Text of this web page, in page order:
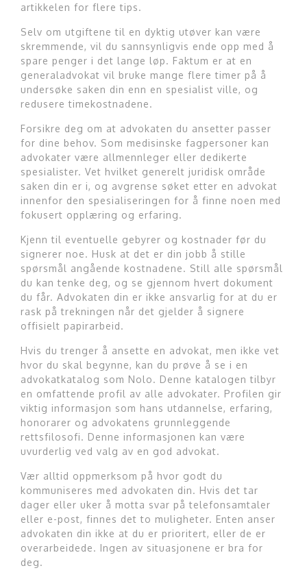
artikkelen for flere tips.
Selv om utgiftene til en dyktig utøver kan være
skremmende, vil du sannsynligvis ende opp med å
spare penger i det lange løp. Faktum er at en
generaladvokat vil bruke mange flere timer på å
undersøke saken din enn en spesialist ville, og
redusere timekostnadene.
Forsikre deg om at advokaten du ansetter passer
for dine behov. Som medisinske fagpersoner kan
advokater være allmennleger eller dedikerte
spesialister. Vet hvilket generelt juridisk område
saken din er i, og avgrense søket etter en advokat
innenfor den spesialiseringen for å finne noen med
fokusert opplæring og erfaring.
Kjenn til eventuelle gebyrer og kostnader før du
signerer noe. Husk at det er din jobb å stille
spørsmål angående kostnadene. Still alle spørsmål
du kan tenke deg, og se gjennom hvert dokument
du får. Advokaten din er ikke ansvarlig for at du er
rask på trekningen når det gjelder å signere
offisielt papirarbeid.
Hvis du trenger å ansette en advokat, men ikke vet
hvor du skal begynne, kan du prøve å se i en
advokatkatalog som Nolo. Denne katalogen tilbyr
en omfattende profil av alle advokater. Profilen gir
viktig informasjon som hans utdannelse, erfaring,
honorarer og advokatens grunnleggende
rettsfilosofi. Denne informasjonen kan være
uvurderlig ved valg av en god advokat.
Vær alltid oppmerksom på hvor godt du
kommuniseres med advokaten din. Hvis det tar
dager eller uker å motta svar på telefonsamtaler
eller e-post, finnes det to muligheter. Enten anser
advokaten din ikke at du er prioritert, eller de er
overarbeidede. Ingen av situasjonene er bra for
deg.